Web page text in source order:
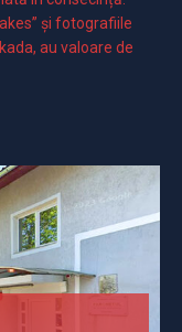
și fotografiile
au valoare de